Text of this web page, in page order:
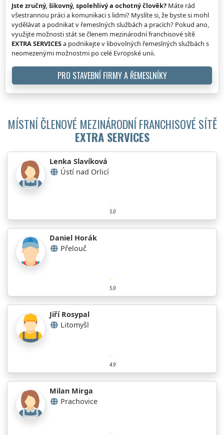
Jste zručný, šikovný, spolehlivý a ochotný člověk? Máte rád
všestrannou práci a komunikaci s lidmi? Myslíte si, že byste si mohl
vydělávat a podnikat v řemeslných službách a pracích? Pokud ano,
využijte možnosti stát se členem mezinárodní franchisové sítě
EXTRA SERVICESa podnikejte v libovolných řemeslných službách s
neomezenými možnostmi po celé Evropské unii.
PRO STAVEBNÍ FIRMY A ŘEMESLNÍKY
MÍSTNÍ ČLENOVÉ MEZINÁRODNÍ FRANCHISOVÉ SÍTĚ
EXTRA SERVICES
Lenka Slavíková
Ústí nad Orlicí
5.0
Daniel Horák
Přelouč
5.0
Jiří Rosypal
Litomyšl
4.9
Milan Mirga
Prachovice